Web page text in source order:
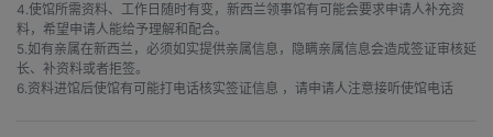
4.使馆所需资料、工作日随时有变，新西兰领事馆有可能会要求申请人补充资
料，希望申请人能给予理解和配合。
5.如有亲属在新西兰，必须如实提供亲属信息，隐瞒亲属信息会造成签证审核延
长、补资料或者拒签。
6.资料进馆后使馆有可能打电话核实签证信息 ，请申请人注意接听使馆电话